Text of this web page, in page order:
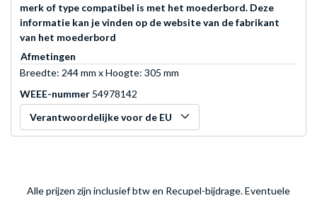
merk of type compatibel is met het moederbord. Deze
informatie kan je vinden op de website van de fabrikant
van het moederbord
Afmetingen
Breedte: 244 mm x Hoogte: 305 mm
WEEE-nummer 54978142
Verantwoordelijke voor de EU
Alle prijzen zijn inclusief btw en Recupel-bijdrage. Eventuele